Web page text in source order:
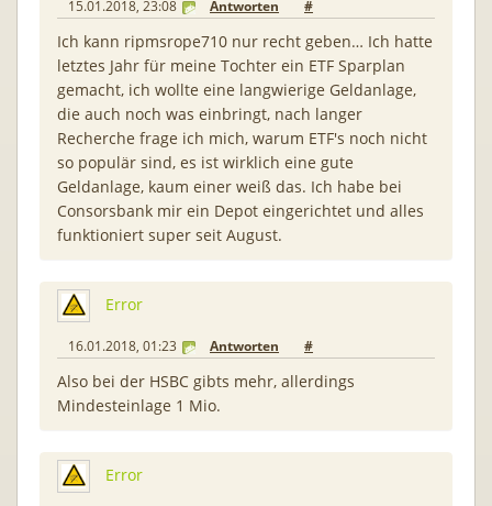
15.01.2018, 23:08 Antworten #
Ich kann ripmsrope710 nur recht geben… Ich hatte
letztes Jahr für meine Tochter ein ETF Sparplan
gemacht, ich wollte eine langwierige Geldanlage,
die auch noch was einbringt, nach langer
Recherche frage ich mich, warum ETF's noch nicht
so populär sind, es ist wirklich eine gute
Geldanlage, kaum einer weiß das. Ich habe bei
Consorsbank mir ein Depot eingerichtet und alles
funktioniert super seit August.
Error
16.01.2018, 01:23 Antworten #
Also bei der HSBC gibts mehr, allerdings
Mindesteinlage 1 Mio.
Error